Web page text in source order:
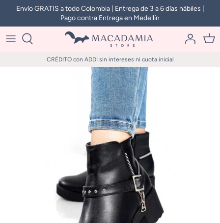
contenido
Envío GRATIS a todo Colombia | Entrega de 3 a 6 días hábiles |
Pago contra Entrega en Medellín
CRÉDITO con ADDI sin intereses ni cuota inicial